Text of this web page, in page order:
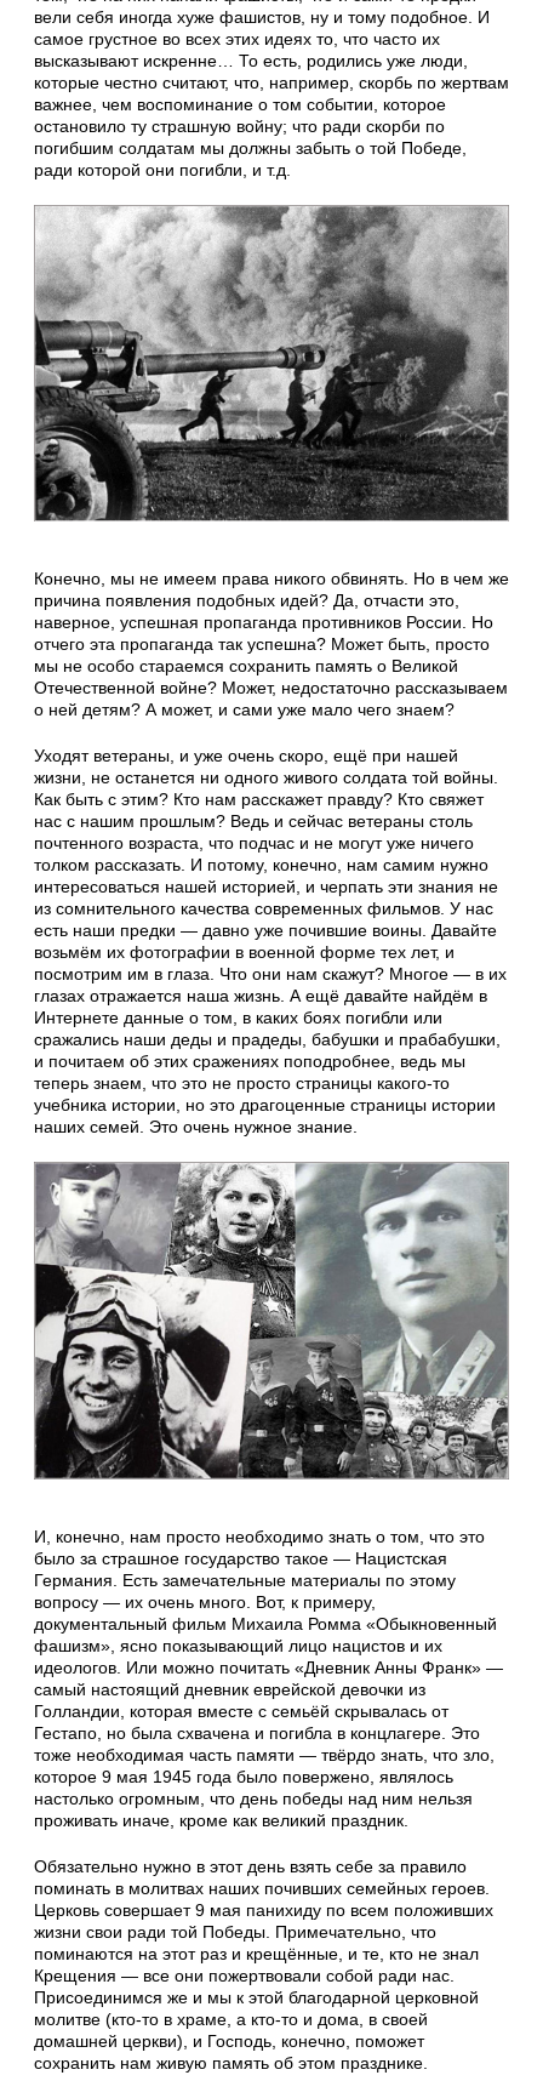
вели себя иногда хуже фашистов, ну и тому подобное. И
самое грустное во всех этих идеях то, что часто их
высказывают искренне… То есть, родились уже люди,
которые честно считают, что, например, скорбь по жертвам
важнее, чем воспоминание о том событии, которое
остановило ту страшную войну; что ради скорби по
погибшим солдатам мы должны забыть о той Победе,
ради которой они погибли, и т.д.
Конечно, мы не имеем права никого обвинять. Но в чем же
причина появления подобных идей? Да, отчасти это,
наверное, успешная пропаганда противников России. Но
отчего эта пропаганда так успешна? Может быть, просто
мы не особо стараемся сохранить память о Великой
Отечественной войне? Может, недостаточно рассказываем
о ней детям? А может, и сами уже мало чего знаем?
Уходят ветераны, и уже очень скоро, ещё при нашей
жизни, не останется ни одного живого солдата той войны.
Как быть с этим? Кто нам расскажет правду? Кто свяжет
нас с нашим прошлым? Ведь и сейчас ветераны столь
почтенного возраста, что подчас и не могут уже ничего
толком рассказать. И потому, конечно, нам самим нужно
интересоваться нашей историей, и черпать эти знания не
из сомнительного качества современных фильмов. У нас
есть наши предки — давно уже почившие воины. Давайте
возьмём их фотографии в военной форме тех лет, и
посмотрим им в глаза. Что они нам скажут? Многое — в их
глазах отражается наша жизнь. А ещё давайте найдём в
Интернете данные о том, в каких боях погибли или
сражались наши деды и прадеды, бабушки и прабабушки,
и почитаем об этих сражениях поподробнее, ведь мы
теперь знаем, что это не просто страницы какого-то
учебника истории, но это драгоценные страницы истории
наших семей. Это очень нужное знание.
И, конечно, нам просто необходимо знать о том, что это
было за страшное государство такое — Нацистская
Германия. Есть замечательные материалы по этому
вопросу — их очень много. Вот, к примеру,
документальный фильм Михаила Ромма «Обыкновенный
фашизм», ясно показывающий лицо нацистов и их
идеологов. Или можно почитать «Дневник Анны Франк» —
самый настоящий дневник еврейской девочки из
Голландии, которая вместе с семьёй скрывалась от
Гестапо, но была схвачена и погибла в концлагере. Это
тоже необходимая часть памяти — твёрдо знать, что зло,
которое 9 мая 1945 года было повержено, являлось
настолько огромным, что день победы над ним нельзя
проживать иначе, кроме как великий праздник.
Обязательно нужно в этот день взять себе за правило
поминать в молитвах наших почивших семейных героев.
Церковь совершает 9 мая панихиду по всем положивших
жизни свои ради той Победы. Примечательно, что
поминаются на этот раз и крещённые, и те, кто не знал
Крещения — все они пожертвовали собой ради нас.
Присоединимся же и мы к этой благодарной церковной
молитве (кто-то в храме, а кто-то и дома, в своей
домашней церкви), и Господь, конечно, поможет
сохранить нам живую память об этом празднике.